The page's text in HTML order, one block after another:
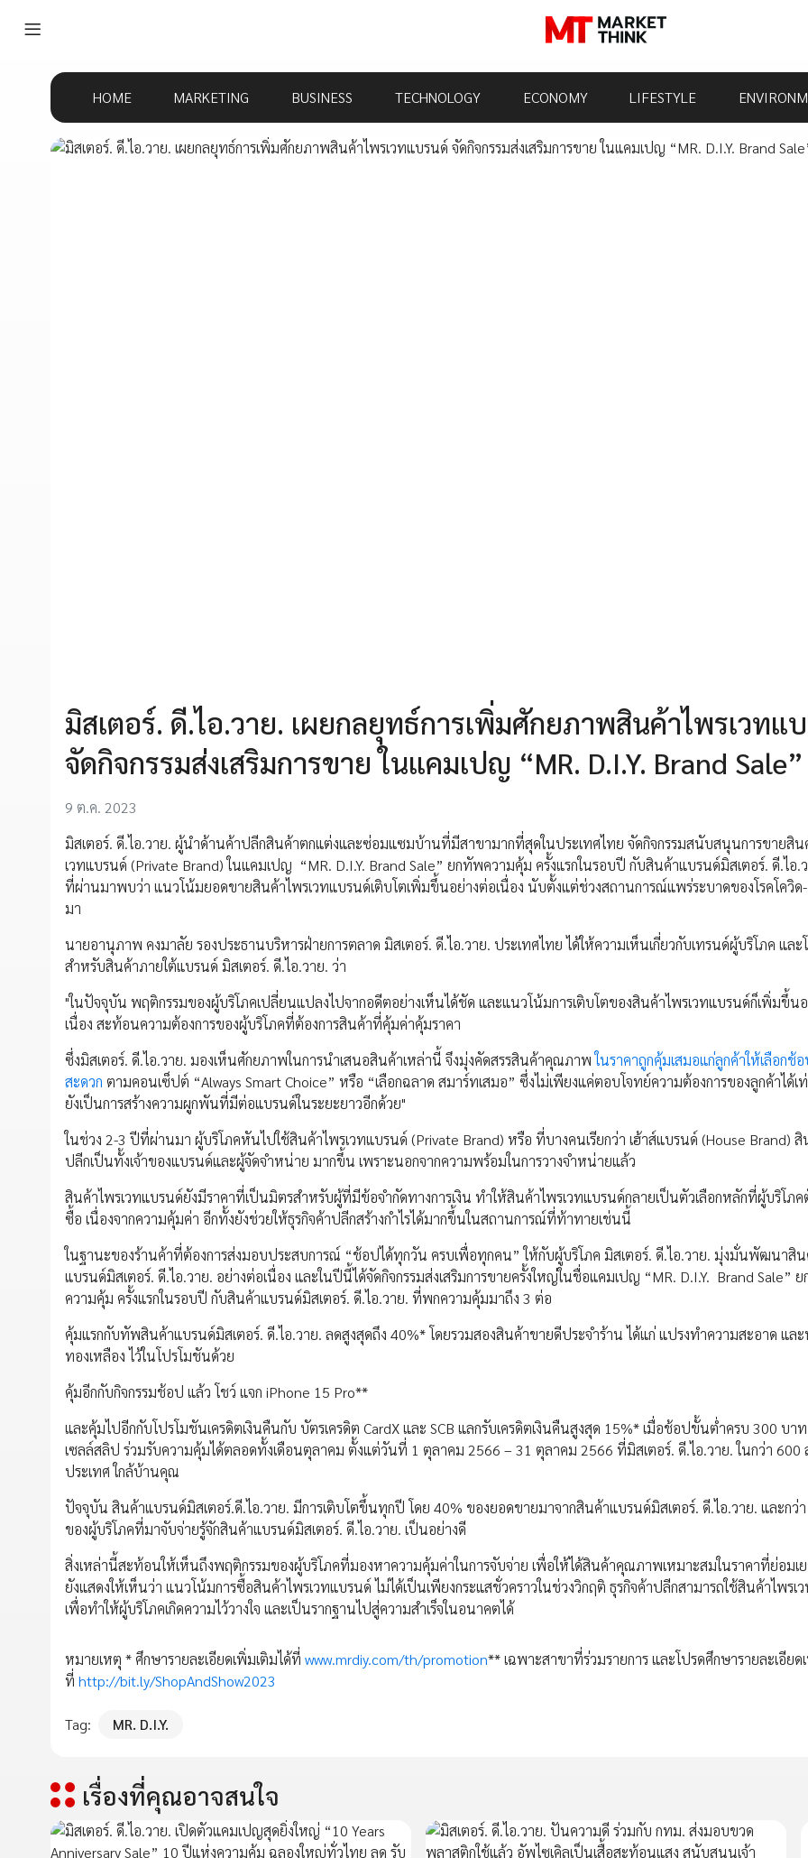
HOME MARKETING BUSINESS TECHNOLOGY ECONOMY LIFESTYLE
มิสเตอร์. ดี.ไอ.วาย. เผยกลยุทธ์การเพิ่มศักยภาพสินค้าไพรเวทแ
จัดกิจกรรมส่งเสริมการขาย ในแคมเปญ “MR. D.I.Y. Brand Sale”
9 ต.ค. 2023
มิสเตอร์. ดี.ไอ.วาย. ผู้นำด้านค้าปลีกสินค้าตกแต่งและซ่อมแซมบ้านที่มีสาขามากที่สุดในประเทศไทย จัดกิจกรรมสนับสนุนการขายสิน
เวทแบรนด์ (Private Brand) ในแคมเปญ “MR. D.I.Y. Brand Sale” ยกทัพความคุ้ม ครั้งแรกในรอบปี กับสินค้าแบรนด์มิสเตอร์. ดี.ไอ.
ที่ผ่านมาพบว่า แนวโน้มยอดขายสินค้าไพรเวทแบรนด์เติบโตเพิ่มขึ้นอย่างต่อเนื่อง นับตั้งแต่ช่วงสถานการณ์แพร่ระบาดของโรคโควิ
มา
นายอานุภาพ คงมาลัย รองประธานบริหารฝ่ายการตลาด มิสเตอร์. ดี.ไอ.วาย. ประเทศไทย ได้ให้ความเห็นเกี่ยวกับเทรนด์ผู้บริโภค และ
สำหรับสินค้าภายใต้แบรนด์ มิสเตอร์. ดี.ไอ.วาย. ว่า
"ในปัจจุบัน พฤติกรรมของผู้บริโภคเปลี่ยนแปลงไปจากอดีตอย่างเห็นได้ชัด และแนวโน้มการเติบโตของสินค้าไพรเวทแบรนด์ก็เพิ่มขึ้น
เนื่อง สะท้อนความต้องการของผู้บริโภคที่ต้องการสินค้าที่คุ้มค่าคุ้มราคา
ซึ่งมิสเตอร์. ดี.ไอ.วาย. มองเห็นศักยภาพในการนำเสนอสินค้าเหล่านี้ จึงมุ่งคัดสรรสินค้าคุณภาพในราคาถูกคุ้มเสมอแก่ลูกค้าให้เลือกช้
สะดวก ตามคอนเซ็ปต์ “Always Smart Choice” หรือ “เลือกฉลาด สมาร์ทเสมอ” ซึ่งไม่เพียงแค่ตอบโจทย์ความต้องการของลูกค้าได้
ยังเป็นการสร้างความผูกพันที่มีต่อแบรนด์ในระยะยาวอีกด้วย"
ในช่วง 2-3 ปีที่ผ่านมา ผู้บริโภคหันไปใช้สินค้าไพรเวทแบรนด์ (Private Brand) หรือ ที่บางคนเรียกว่า เฮ้าส์แบรนด์ (House Brand)
ปลีกเป็นทั้งเจ้าของแบรนด์และผู้จัดจำหน่าย มากขึ้น เพราะนอกจากความพร้อมในการวางจำหน่ายแล้ว
สินค้าไพรเวทแบรนด์ยังมีราคาที่เป็นมิตรสำหรับผู้ที่มีข้อจำกัดทางการเงิน ทำให้สินค้าไพรเวทแบรนด์กลายเป็นตัวเลือกหลักที่ผู้บริโภค
ซื้อ เนื่องจากความคุ้มค่า อีกทั้งยังช่วยให้ธุรกิจค้าปลีกสร้างกำไรได้มากขึ้นในสถานการณ์ที่ท้าทายเช่นนี้
ในฐานะของร้านค้าที่ต้องการส่งมอบประสบการณ์ “ช้อปได้ทุกวัน ครบเพื่อทุกคน” ให้กับผู้บริโภค มิสเตอร์. ดี.ไอ.วาย. มุ่งมั่นพัฒนาสิ
แบรนด์มิสเตอร์. ดี.ไอ.วาย. อย่างต่อเนื่อง และในปีนี้ได้จัดกิจกรรมส่งเสริมการขายครั้งใหญ่ในชื่อแคมเปญ “MR. D.I.Y. Brand Sale”
ความคุ้ม ครั้งแรกในรอบปี กับสินค้าแบรนด์มิสเตอร์. ดี.ไอ.วาย. ที่พกความคุ้มมาถึง 3 ต่อ
คุ้มแรกกับทัพสินค้าแบรนด์มิสเตอร์. ดี.ไอ.วาย. ลดสูงสุดถึง 40%* โดยรวมสองสินค้าขายดีประจำร้าน ได้แก่ แปรงทำความสะอาด แล
ทองเหลือง ไว้ในโปรโมชันด้วย
คุ้มอีกกับกิจกรรมช้อป แล้ว โชว์ แจก iPhone 15 Pro**
และคุ้มไปอีกกับโปรโมชันเครดิตเงินคืนกับ บัตรเครดิต CardX และ SCB แลกรับเครดิตเงินคืนสูงสุด 15%* เมื่อช้อปขั้นต่ำครบ 300 บ
เซลล์สลิป ร่วมรับความคุ้มได้ตลอดทั้งเดือนตุลาคม ตั้งแต่วันที่ 1 ตุลาคม 2566 – 31 ตุลาคม 2566 ที่มิสเตอร์. ดี.ไอ.วาย. ในกว่า 600
ประเทศ ใกล้บ้านคุณ
ปัจจุบัน สินค้าแบรนด์มิสเตอร์.ดี.ไอ.วาย. มีการเติบโตขึ้นทุกปี โดย 40% ของยอดขายมาจากสินค้าแบรนด์มิสเตอร์. ดี.ไอ.วาย. และกว่
ของผู้บริโภคที่มาจับจ่ายรู้จักสินค้าแบรนด์มิสเตอร์. ดี.ไอ.วาย. เป็นอย่างดี
สิ่งเหล่านี้สะท้อนให้เห็นถึงพฤติกรรมของผู้บริโภคที่มองหาความคุ้มค่าในการจับจ่าย เพื่อให้ได้สินค้าคุณภาพเหมาะสมในราคาที่ย่อมเ
ยังแสดงให้เห็นว่า แนวโน้มการซื้อสินค้าไพรเวทแบรนด์ ไม่ได้เป็นเพียงกระแสชั่วคราวในช่วงวิกฤติ ธุรกิจค้าปลีกสามารถใช้สินค้าไพรเ
เพื่อทำให้ผู้บริโภคเกิดความไว้วางใจ และเป็นรากฐานไปสู่ความสำเร็จในอนาคตได้
หมายเหตุ * ศึกษารายละเอียดเพิ่มเติมได้ที่ www.mrdiy.com/th/promotion** เฉพาะสาขาที่ร่วมรายการ และโปรดศึกษารายละเอียด
ที่ http://bit.ly/ShopAndShow2023
Tag: MR. D.I.Y.
เรื่องที่คุณอาจสนใจ